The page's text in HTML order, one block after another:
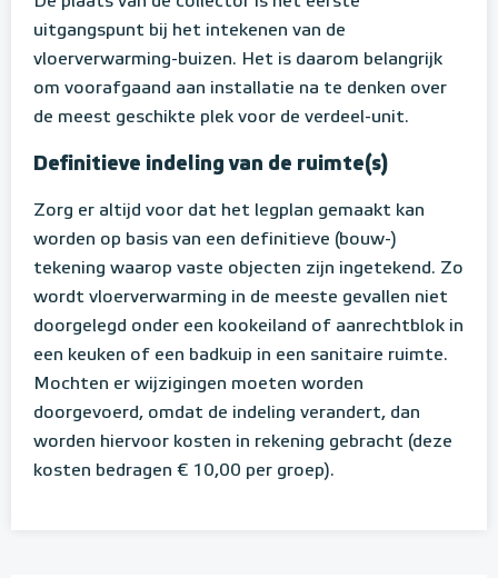
uitgangspunt bij het intekenen van de
vloerverwarming-buizen. Het is daarom belangrijk
om voorafgaand aan installatie na te denken over
de meest geschikte plek voor de verdeel-unit.
Definitieve indeling van de ruimte(s)
Zorg er altijd voor dat het legplan gemaakt kan
worden op basis van een definitieve (bouw-)
tekening waarop vaste objecten zijn ingetekend. Zo
wordt vloerverwarming in de meeste gevallen niet
doorgelegd onder een kookeiland of aanrechtblok in
een keuken of een badkuip in een sanitaire ruimte.
Mochten er wijzigingen moeten worden
doorgevoerd, omdat de indeling verandert, dan
worden hiervoor kosten in rekening gebracht (deze
kosten bedragen € 10,00 per groep).